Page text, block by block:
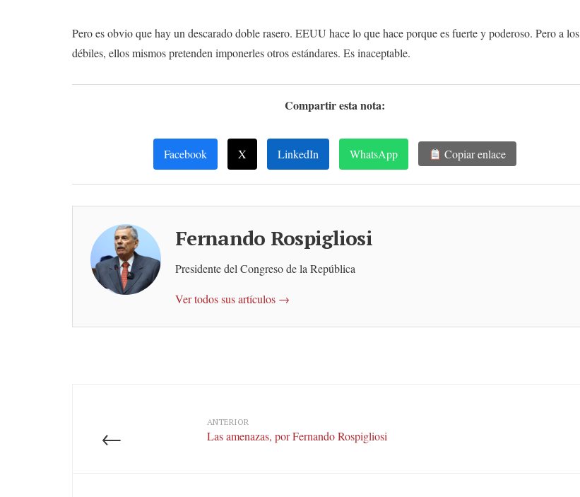
Pero es obvio que hay un descarado doble rasero. EEUU hace lo que hace porque es fuerte y poderoso. Pero a los
débiles, ellos mismos pretenden imponerles otros estándares. Es inaceptable.
Compartir esta nota:
Facebook X LinkedIn WhatsApp Copiar enlace
Fernando Rospigliosi
Presidente del Congreso de la República
Ver todos sus artículos →
←
ANTERIOR
Las amenazas, por Fernando Rospigliosi